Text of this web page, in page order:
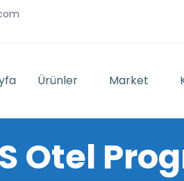
Ürünler Market
Otel